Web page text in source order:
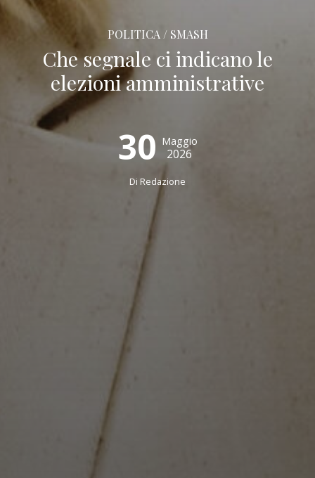
POLITICA / SMASH
Che segnale ci indicano le
elezioni amministrative
30 Maggio
2026
Di Redazione